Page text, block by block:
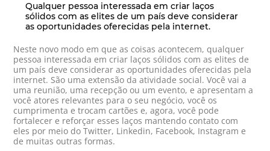
Qualquer pessoa interessada em criar laços
sólidos com as elites de um país deve considerar
as oportunidades oferecidas pela internet.
Neste novo modo em que as coisas acontecem, qualquer
pessoa interessada em criar laços sólidos com as elites de
um país deve considerar as oportunidades oferecidas pela
internet. São uma extensão da atividade social. Você vai a
uma reunião, uma recepção ou um evento, e apresentam a
você atores relevantes para o seu negócio, você os
cumprimenta e trocam cartões e, agora, você pode
fortalecer e reforçar esses laços mantendo contato com
eles por meio do Twitter, Linkedin, Facebook, Instagram e
de muitas outras formas.